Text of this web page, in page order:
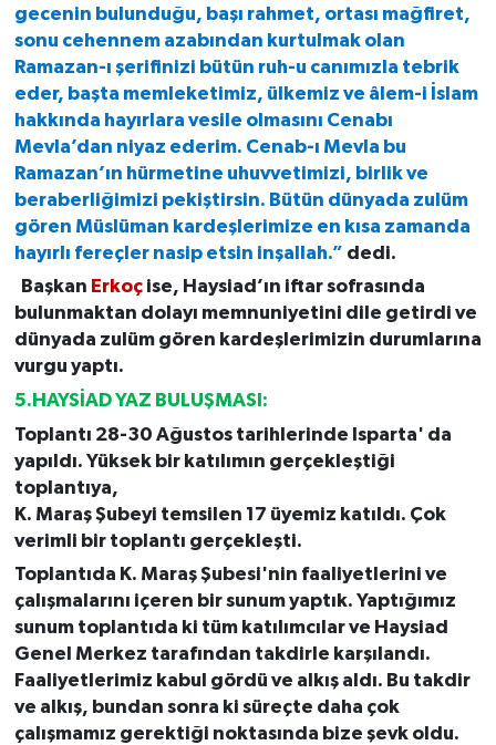
gecenin bulunduğu, başı rahmet, ortası mağfiret,
sonu cehennem azabından kurtulmak olan
Ramazan-ı şerifinizi bütün ruh-u canımızla tebrik
eder, başta memleketimiz, ülkemiz ve âlem-i İslam
hakkında hayırlara vesile olmasını Cenabı
Mevla’dan niyaz ederim. Cenab-ı Mevla bu
Ramazan’ın hürmetine uhuvvetimizi, birlik ve
beraberliğimizi pekiştirsin. Bütün dünyada zulüm
gören Müslüman kardeşlerimize en kısa zamanda
hayırlı fereçler nasip etsin inşallah.” dedi.
Başkan Erkoç ise, Haysiad’ın iftar sofrasında
bulunmaktan dolayı memnuniyetini dile getirdi ve
dünyada zulüm gören kardeşlerimizin durumlarına
vurgu yaptı.
5.HAYSİAD YAZ BULUŞMASI:
Toplantı 28-30 Ağustos tarihlerinde Isparta' da
yapıldı. Yüksek bir katılımın gerçekleştiği
toplantıya,
K. Maraş Şubeyi temsilen 17 üyemiz katıldı. Çok
verimli bir toplantı gerçekleşti.
Toplantıda K. Maraş Şubesi'nin faaliyetlerini ve
çalışmalarını içeren bir sunum yaptık. Yaptığımız
sunum toplantıda ki tüm katılımcılar ve Haysiad
Genel Merkez tarafından takdirle karşılandı.
Faaliyetlerimiz kabul gördü ve alkış aldı. Bu takdir
ve alkış, bundan sonra ki süreçte daha çok
çalışmamız gerektiği noktasında bize şevk oldu.